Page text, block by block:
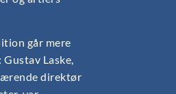
går mere
Laske,
direktør